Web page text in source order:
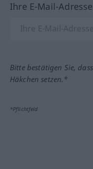
Ihre E-Mail-
Bitte bestätigen Sie,
Häkchen setzen.*
*Pflichtfeld